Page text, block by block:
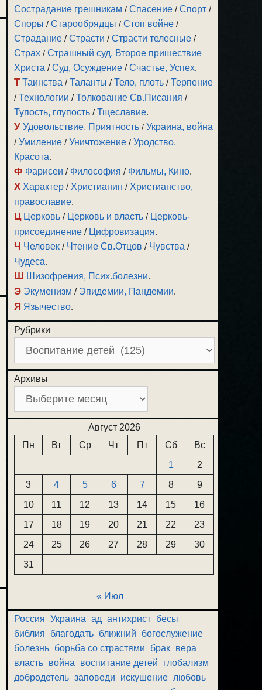
Сострадание грешникам /Спасение /Спорт /
Споры /Старообрядцы /Стоп войне /
Страдание /Страсти /Страсти телесные /
Страх /Страшный суд, Второе пришествие
Христа /Суд, Осуждение /Счастье, Успех.
Т Таинства /Таланты /Тело, плоть /Терпение
/Технологии /Толкование Св.Писания /
Тупость, глупость /Тщеславие.
У Удовольствие, Приятность /Украина, война
/Умиление /Уничтожение /Уродство,
Красота.
Ф Фарисеи / Философия / Фильмы, Кино.
Х Характер / Христианин / Христианство,
православие.
Ц Церковь / Церковь и власть / Церковь-
присоединение / Цифровизация.
Ч Человек / Чтение Св.Отцов / Чувства /
Чудеса.
Ш Шизофрения, Псих.болезни.
Э Экуменизм / Эпидемии, Пандемии.
Я Язычество.
Рубрики
Архивы
Август 2026
Пн
Вт Ср Чт Пт Сб
Вс
1
2
3
4 5 6 7 8
9
10
11 12 13 14 15
16
17
18 19 20 21 22
23
24
25 26 27 28 29
30
31
« Июл
Россия Украина ад антихрист бесы
библия
благодать ближний
богослужение
болезнь борьба со страстями брак вера
власть война воспитание детей
глобализм
добродетель заповеди искушение любовь